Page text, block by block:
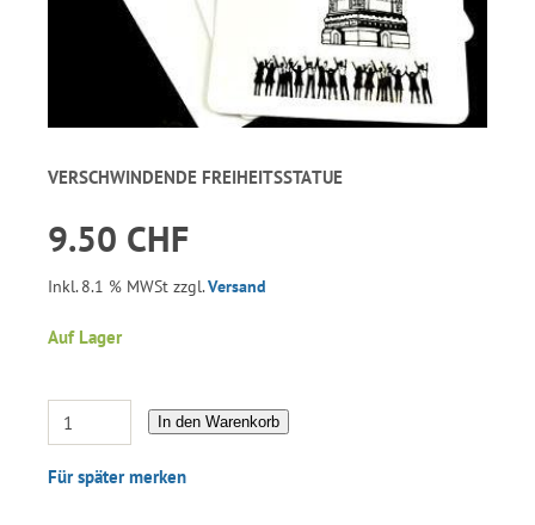
VERSCHWINDENDE FREIHEITSSTATUE
9.50 CHF
Inkl. 8.1 % MWSt zzgl.Versand
Auf Lager
In den Warenkorb
Für später merken